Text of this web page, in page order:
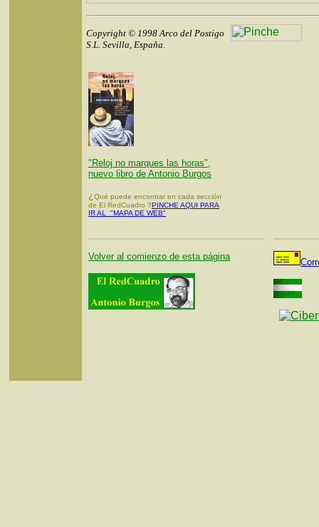
Copyright © 1998 Arco del Postigo
S.L. Sevilla, España.
"Reloj no marques las horas",
nuevo libro de Antonio Burgos
¿ Qué puede encontrar en cada sección
de El RedCuadro ?PINCHE AQUI PARA
IR AL "MAPA DE WEB"
Volver al comienzo de esta página